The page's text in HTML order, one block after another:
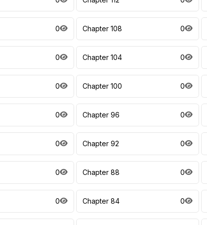
0 Chapter 108 0
0 Chapter 104 0
0 Chapter 100 0
0 Chapter 96 0
0 Chapter 92 0
0 Chapter 88 0
0 Chapter 84 0